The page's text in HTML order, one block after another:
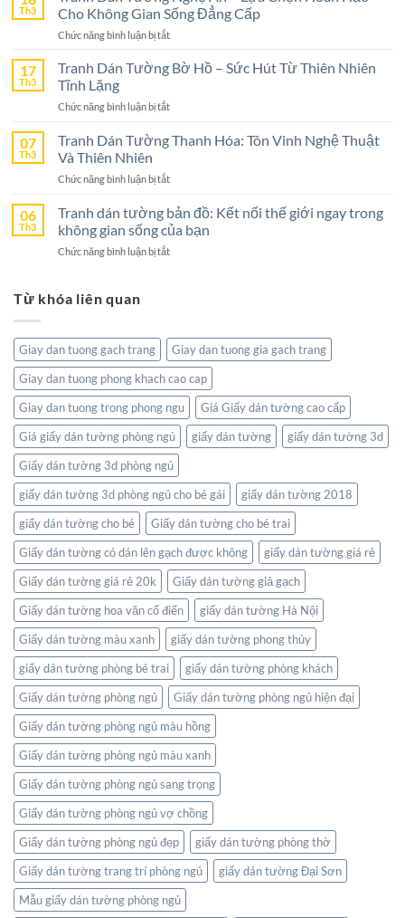
Tường
Ninh
Bình
Lựa
Không
Sống
Th3
Cho Không Gian Sống Đẳng Cấp
Chức năng bình luận bị tắtở
Dán
An
Lựa
Không
Gian
Sống
17
Th3
Tranh Dán Tường Bờ Hồ – Sức Hút Từ Thiên Nhiên
Tĩnh Lặng
Chức năng bình luận bị tắtở
Dán
Hồ
Sức
Hút
07
Th3
Tranh Dán Tường Thanh Hóa: Tôn Vinh Nghệ Thuật
Và Thiên Nhiên
Chức năng bình luận bị tắtở
Dán
Tường
Thanh
Hóa:
Thiên
Nhiên
06
Th3
Tranh dán tường bản đồ: Kết nối thế giới ngay trong
không gian sống của bạn
Chức năng bình luận bị tắtở
Kết
nối
giới
ngay
trong
không
gian
sống
của
bạn
Từ khóa liên quan
Giay dan tuong gach trang
Giay dan tuong gia gach trang
Giay dan tuong phong khach cao cap
Giay dan tuong trong phong ngu
Giá Giấy dán tường cao cấp
Giá giấy dán tường phòng ngủ
giấy dán tường
giấy dán tường 3d
Giấy dán tường 3d phòng ngủ
giấy dán tường 3d phòng ngủ cho bé gái
giấy dán tường 2018
giấy dán tường cho bé
Giấy dán tường cho bé trai
Giấy dán tường có dán lên gạch được không
giấy dán tường giá rẻ
Giấy dán tường giá rẻ 20k
Giấy dán tường giả gạch
Giấy dán tường hoa văn cổ điển
giấy dán tường Hà Nội
Giấy dán tường màu xanh
giấy dán tường phong thủy
giấy dán tường phòng bé trai
giấy dán tường phòng khách
Giấy dán tường phòng ngủ
Giấy dán tường phòng ngủ hiện đại
Giấy dán tường phòng ngủ màu hồng
Giấy dán tường phòng ngủ màu xanh
Giấy dán tường phòng ngủ sang trọng
Giấy dán tường phòng ngủ vợ chồng
Giấy dán tường phòng ngủ đẹp
giấy dán tường phòng thờ
Giấy dán tường trang trí phòng ngủ
giấy dán tường Đại Sơn
Mẫu giấy dán tường phòng ngủ